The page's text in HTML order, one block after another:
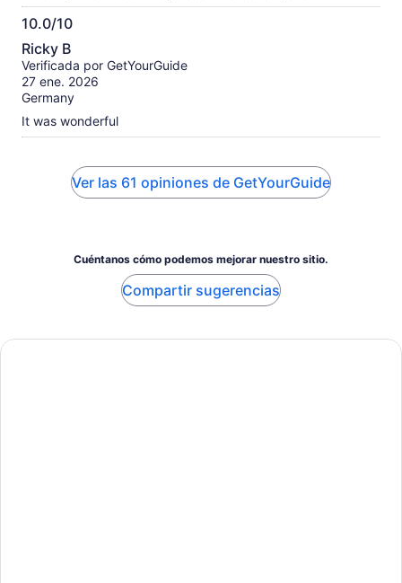
10.0/10
10.0
de
10
Ricky B
Verificada por GetYourGuide
27 ene. 2026
Germany
It was wonderful
Ver las 61 opiniones de GetYourGuide
Cuéntanos cómo podemos mejorar nuestro sitio.
Compartir sugerencias